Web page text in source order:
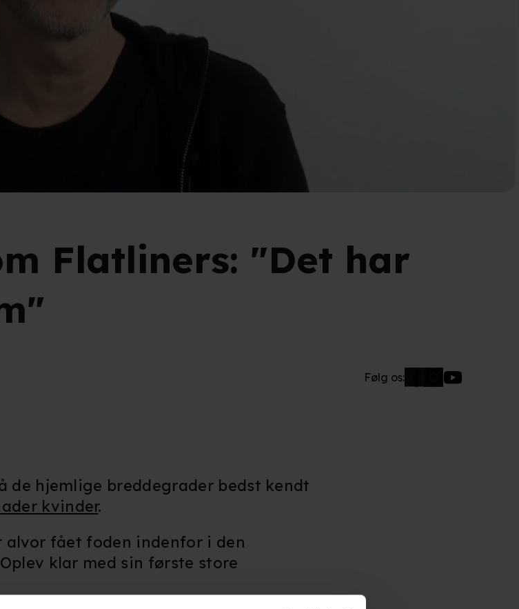
Flatliners: "Det har
Følg os:
de hjemlige breddegrader bedst kendt
kvinder.
alvor fået foden indenfor i den
klar med sin første store